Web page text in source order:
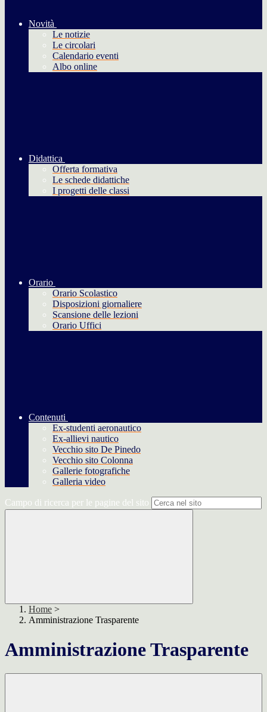
Novità
Le notizie
Le circolari
Calendario eventi
Albo online
Didattica
Offerta formativa
Le schede didattiche
I progetti delle classi
Orario
Orario Scolastico
Disposizioni giornaliere
Scansione delle lezioni
Orario Uffici
Contenuti
Ex-studenti aeronautico
Ex-allievi nautico
Vecchio sito De Pinedo
Vecchio sito Colonna
Gallerie fotografiche
Galleria video
Campo di ricerca per le pagine del sito
Home >
Amministrazione Trasparente
Amministrazione Trasparente